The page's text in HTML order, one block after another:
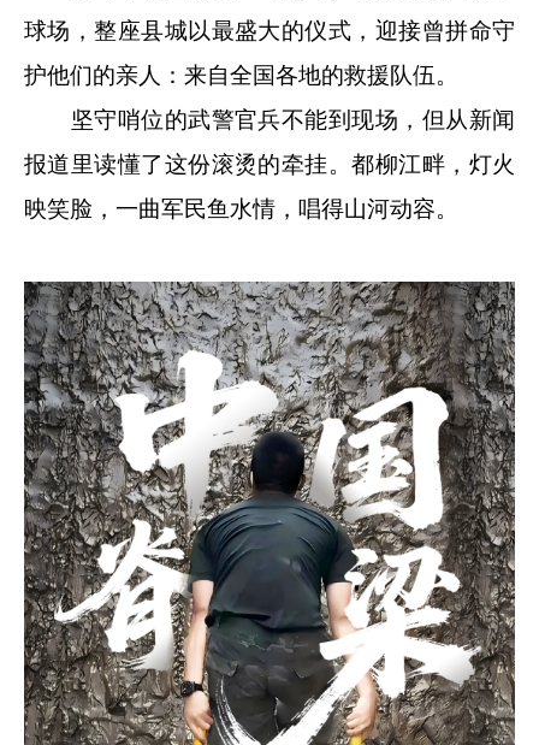
球场，整座县城以最盛大的仪式，迎接曾拼命守
护他们的亲人：来自全国各地的救援队伍。
坚守哨位的武警官兵不能到现场，但从新闻
报道里读懂了这份滚烫的牵挂。都柳江畔，灯火
映笑脸，一曲军民鱼水情，唱得山河动容。